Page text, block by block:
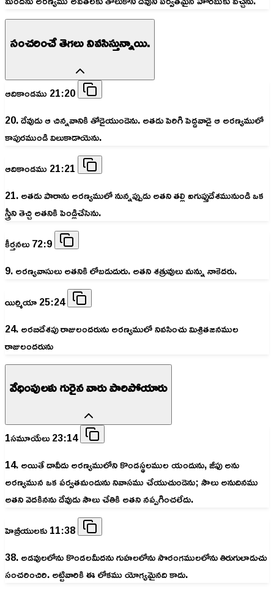
సంచరించే తెగలు నివసిస్తున్నాయి.
ఆదికాండము 21:20
20. దేవుడు ఆ చిన్నవానికి తోడైయుండెను. అతడు పెరిగి పెద్దవాడై ఆ అరణ్యములో
కాపురముండి విలుకాడాయెను.
ఆదికాండము 21:21
21. అతడు పారాను అరణ్యములో నున్నప్పుడు అతని తల్లి ఐగుప్తుదేశమునుండి ఒక
స్త్రీని తెచ్చి అతనికి పెండ్లిచేసెను.
కీర్తనలు 72:9
9. అరణ్యవాసులు అతనికి లోబడుదురు. అతని శత్రువులు మన్ను నాకెదరు.
యిర్మియా 25:24
24. అరబిదేశపు రాజులందరును అరణ్యములో నివసించు మిశ్రితజనముల
రాజులందరును
వేధింపులకు గురైన వారు పారిపోయారు
1సమూయేలు 23:14
14. అయితే దావీదు అరణ్యములోని కొండస్థలముల యందును, జీఫు అను
అరణ్యమున ఒక పర్వతమందును నివాసము చేయుచుండెను; సౌలు అనుదినము
అతని వెదకినను దేవుడు సౌలు చేతికి అతని నప్పగించలేదు.
హెబ్రీయులకు 11:38
38. అడవులలోను కొండలమీదను గుహలలోను సొరంగములలోను తిరుగులాడుచు
సంచరించిరి. అట్టివారికి ఈ లోకము యోగ్యమైనది కాదు.